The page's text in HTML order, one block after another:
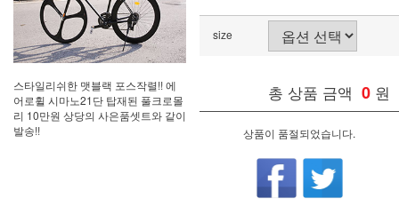
스타일리쉬한 맷블랙 포스작렬!! 에
어로휠 시마노21단 탑재된 풀크로몰
리 10만원 상당의 사은품셋트와 같이
발송!!
size
총 상품 금액 0 원
상품이 품절되었습니다.